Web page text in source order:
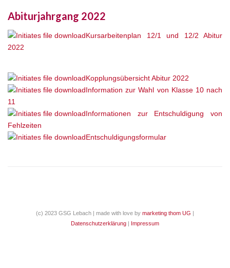
Abiturjahrgang 2022
Kursarbeitenplan 12/1 und 12/2 Abitur
2022
Kopplungsübersicht Abitur 2022
Information zur Wahl von Klasse 10 nach
11
Informationen zur Entschuldigung von
Fehlzeiten
Entschuldigungsformular
(c) 2023 GSG Lebach | made with love by marketing thom UG |
Datenschutzerklärung | Impressum